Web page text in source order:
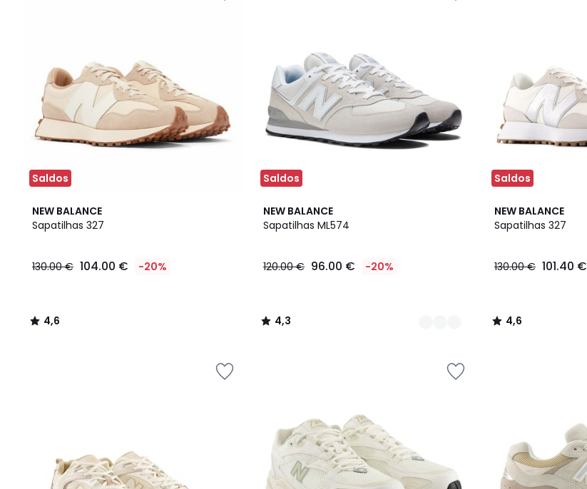
Saldos
NEW BALANCE
Sapatilhas 327
130.00 € 104.00 € -20%
4,6
/ 5
4,6
/
Saldos
NEW BALANCE
Sapatilhas ML574
120.00 € 96.00 € -20%
4,3
/ 5
2
Cores
4,3
/
Saldos
NEW BALANCE
Sapatilhas 327
130.00 € 101.40 €
4,6
/ 5
2
Cores
4,6
/